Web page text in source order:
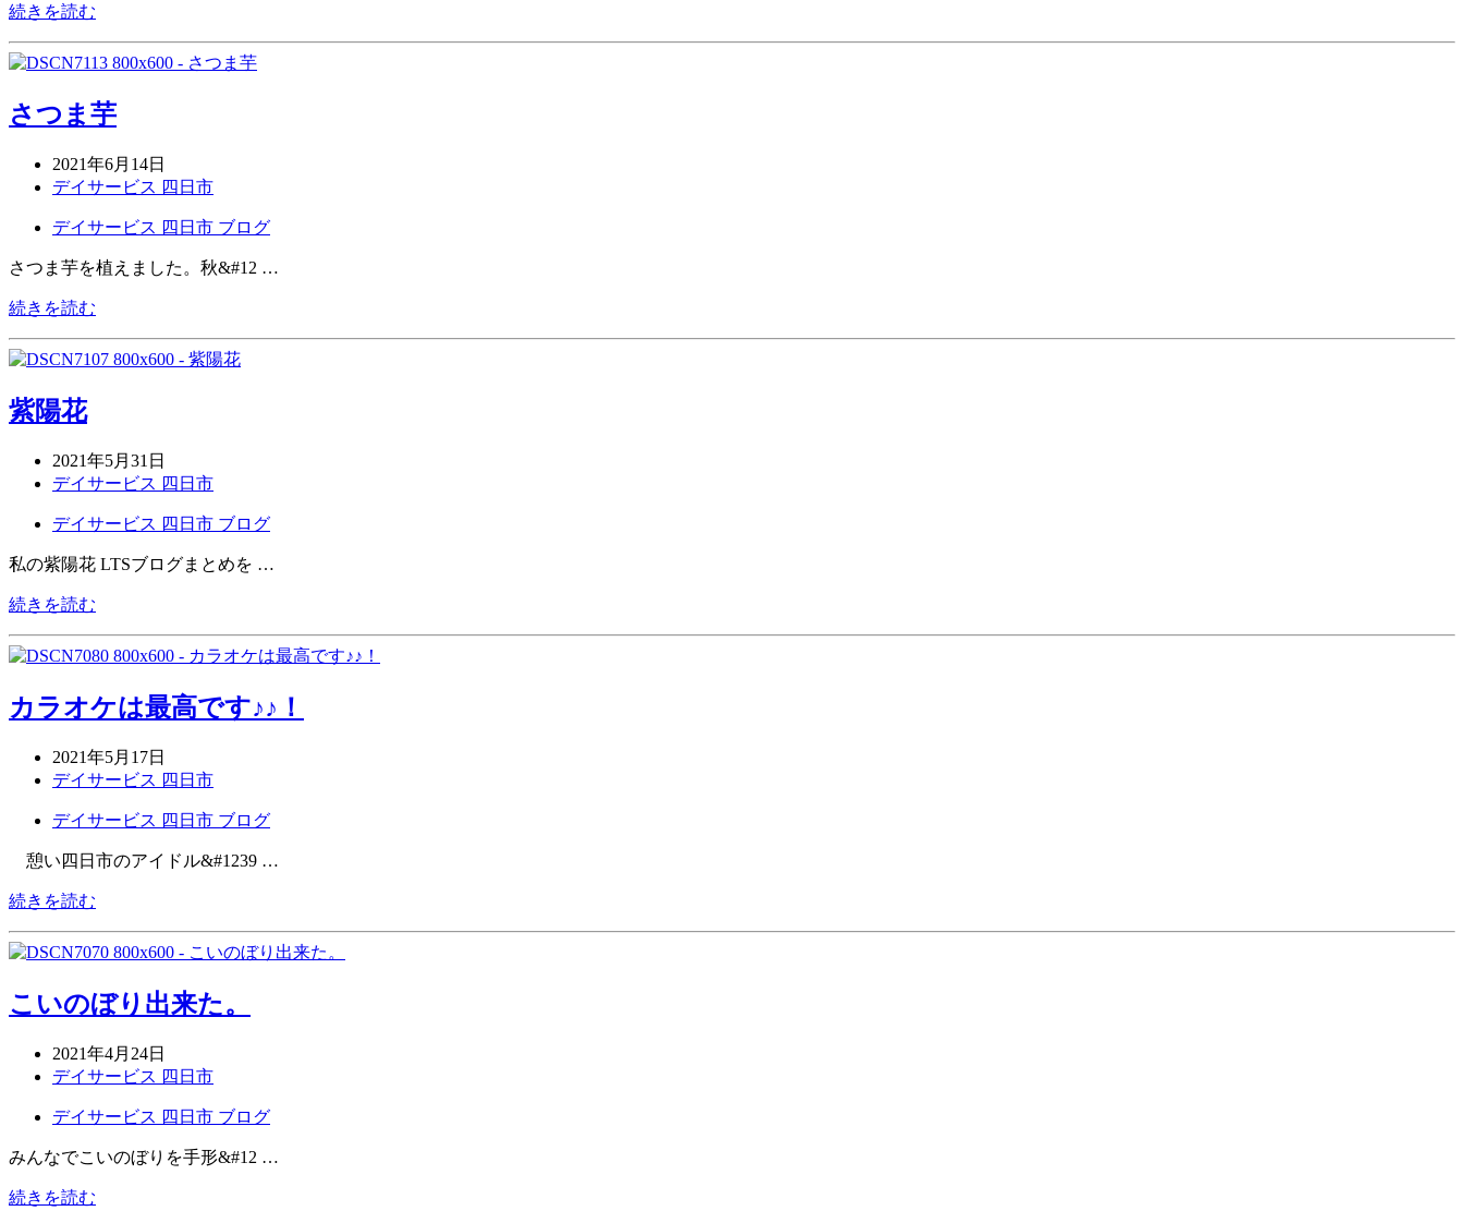
続きを読む
さつま芋
2021年6月14日
デイサービス 四日市
デイサービス 四日市 ブログ
さつま芋を植えました。秋&#12 …
続きを読む
紫陽花
2021年5月31日
デイサービス 四日市
デイサービス 四日市 ブログ
私の紫陽花 LTSブログまとめを …
続きを読む
カラオケは最高です♪♪！
2021年5月17日
デイサービス 四日市
デイサービス 四日市 ブログ
憩い四日市のアイドル&#1239 …
続きを読む
こいのぼり出来た。
2021年4月24日
デイサービス 四日市
デイサービス 四日市 ブログ
みんなでこいのぼりを手形&#12 …
続きを読む